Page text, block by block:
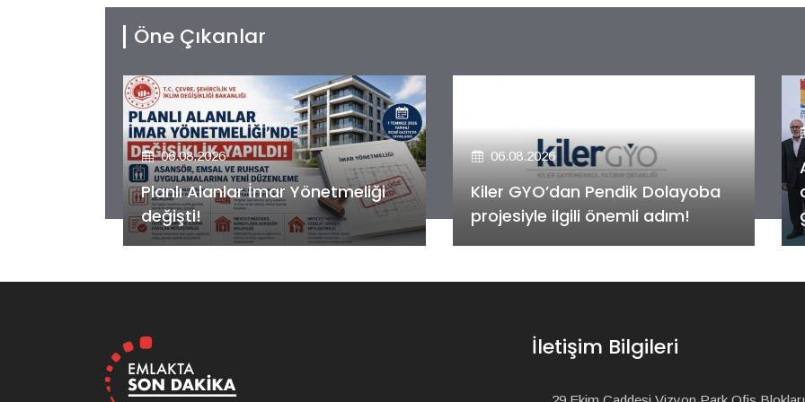
Öne Çıkanlar
06.08.2026
Kiler GYO’dan Pendik Dolayoba
projesiyle ilgili önemli adım!
06.08.2026
Alya Merkezefendi Konutları'nın
anahtar teslim töreni
gerçekleştirildi!
İletişim Bilgileri